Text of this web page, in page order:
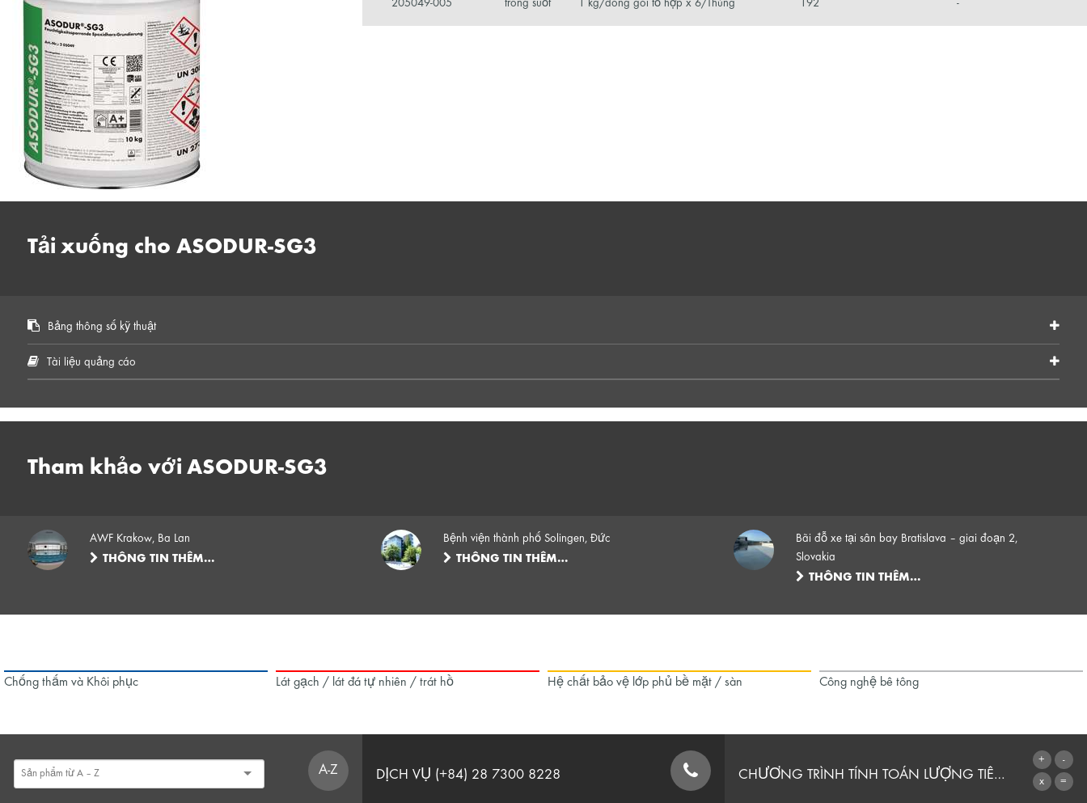
205049-005 trong suốt 1 kg/đóng gói tổ hợp x 6/Thùng 192 -
Tải xuống cho ASODUR-SG3
Bảng thông số kỹ thuật
Tài liệu quảng cáo
Tham khảo với ASODUR-SG3
AWF Krakow, Ba Lan
THÔNG TIN THÊM…
Bệnh viện thành phố Solingen, Đức
THÔNG TIN THÊM…
Bãi đỗ xe tại sân bay Bratislava – giai đoạn 2,
Slovakia
THÔNG TIN THÊM…
Chống thấm và Khôi phục Lát gạch / lát đá tự nhiên / trát hồ Hệ chất bảo vệ lớp phủ bề mặt / sàn Công nghệ bê tông
A-Z DỊCH VỤ (+84) 28 7300 8228 CHƯƠNG TRÌNH TÍNH TOÁN LƯỢNG TIÊU THỤ